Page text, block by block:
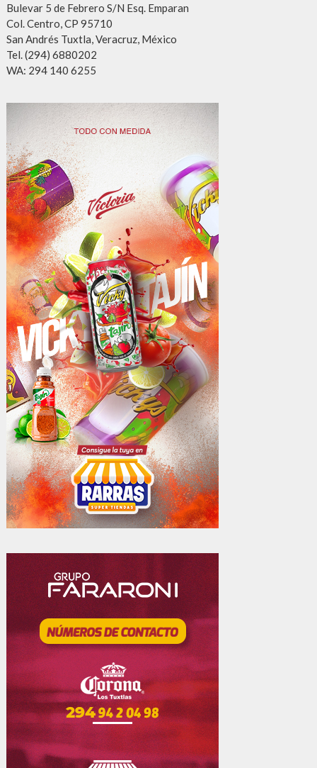
Bulevar 5 de Febrero S/N Esq. Emparan
Col. Centro, CP 95710
San Andrés Tuxtla, Veracruz, México
Tel. (294) 6880202
WA: 294 140 6255